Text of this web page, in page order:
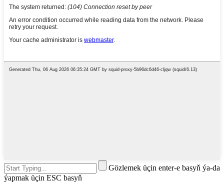
Gözlemek üçin enter-e basyň ýa-da
ýapmak üçin ESC basyň